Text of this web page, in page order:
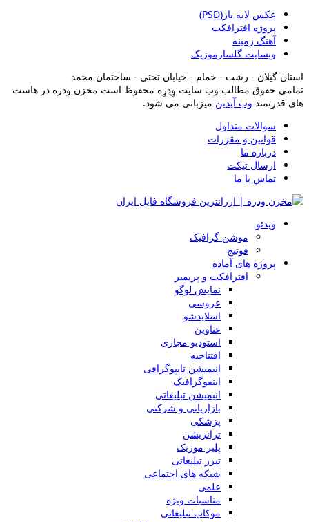
عکس لایه باز(PSD)
پروژه افترافکت
آهنگ زمینه
وبسایت گلسارموزیک
گیلان - رشت - خمام - خیابان تختی - ساختمان محمد
حقوق مطالب وب سایت وِدِرِه محفوظ است مخزن ودره در هاست
قدرتمندوب آیدینمیزبانی می شود.
سوالات متداول
قوانین و مقررات
درباره ما
ارسال تیکت
تماس با ما
ویدئو
موشن گرافیک
فوتیج
پروژه های آماده
افترافکت و پریمیر
نمایش لوگو
عروسی
اسلایدشو
عناوین
استودیو مجازی
افتتاحیه
انیمیشن تایپوگرافی
اینفوگرافیک
انیمیشن تبلیغاتی
بازاریابی و شرکتی
پزشکی
ترانزیشن
پلیر موزیک
تیزر تبلیغاتی
شبکه های اجتماعی
علمی
مناسبات ویژه
موکاپ تبلیغاتی